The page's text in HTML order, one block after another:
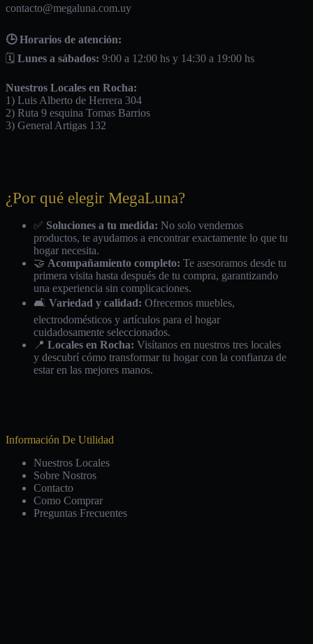
contacto@megaluna.com.uy
🕒 Horarios de atención:
🗓️ Lunes a sábados: 9:00 a 12:00 hs y 14:30 a 19:00 hs
Nuestros Locales en Rocha:
1) Luis Alberto de Herrera 304
2) Ruta 9 esquina Tomas Barrios
3) General Artigas 132
¿Por qué elegir MegaLuna?
✅ Soluciones a tu medida: No solo vendemos
productos, te ayudamos a encontrar exactamente lo que tu
hogar necesita.
🤝 Acompañamiento completo: Te asesoramos desde tu
primera visita hasta después de tu compra, garantizando
una experiencia sin complicaciones.
🛋️ Variedad y calidad: Ofrecemos muebles,
electrodomésticos y artículos para el hogar
cuidadosamente seleccionados.
📍 Locales en Rocha: Visítanos en nuestros tres locales
y descubrí cómo transformar tu hogar con la confianza de
estar en las mejores manos.
Información De Utilidad
Nuestros Locales
Sobre Nostros
Contacto
Como Comprar
Preguntas Frecuentes